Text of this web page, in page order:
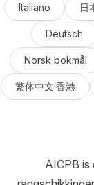
Italiano 日
Deutsch
Norsk bokmål
繁体中文·香港
AICPB is